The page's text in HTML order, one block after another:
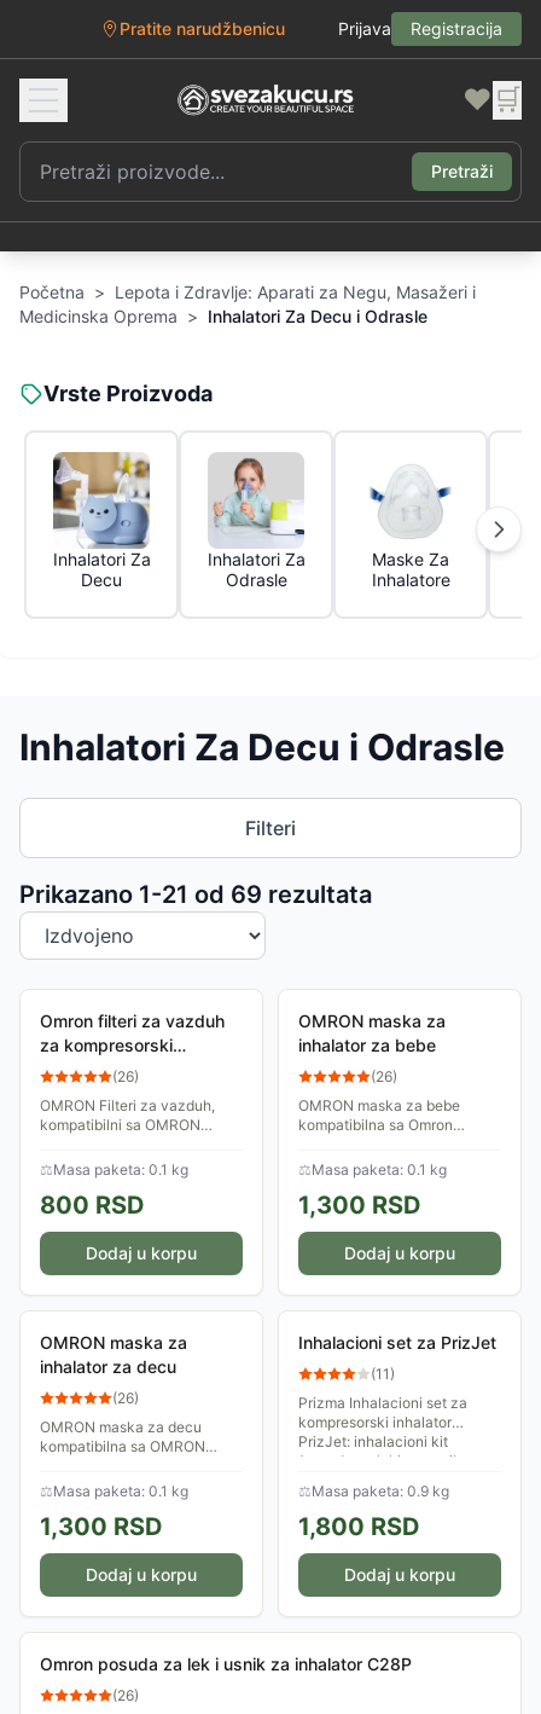
Pratite narudžbenicu Prijava Registracija
❤️ 🛒
Pretraži
Početna > Lepota i Zdravlje: Aparati za Negu, Masažeri i
Medicinska Oprema > Inhalatori Za Decu i Odrasle
Vrste Proizvoda
Inhalatori Za
Decu
Inhalatori Za
Odrasle
Maske Za
Inhalatore
Inhalatori Za Decu i Odrasle
Filteri
Prikazano 1-21 od 69 rezultata
Sortiranje proizvoda
Omron filteri za vazduh
za kompresorski
inhalator (26)
OMRON Filteri za vazduh,
kompatibilni sa OMRON
C28P, C28E, C29 i C900.
⚖Masa paketa: 0.1 kg
800 RSD
Dodaj u korpu
OMRON maska za
inhalator za bebe
(26)
OMRON maska za bebe
kompatibilna sa Omron
C28P, C28E, C102, C803,
C900 i Omron ultrazvučnim
inhalatorima U100 i U22.
⚖Masa paketa: 0.1 kg
1,300 RSD
Dodaj u korpu
OMRON maska za
inhalator za decu
(26)
OMRON maska za decu
kompatibilna sa OMRON
C28P, C28E, C102, C803 i
C900 i Omron ultrazvučnim
inhalatorima U100 i U22.
⚖Masa paketa: 0.1 kg
1,300 RSD
Dodaj u korpu
Inhalacioni set za PrizJet
(11)
Prizma Inhalacioni set za
kompresorski inhalator
PrizJet: inhalacioni kit
(posuda za lek) sa usnikom,
decu i inhlalaciono...
⚖Masa paketa: 0.9 kg
1,800 RSD
Dodaj u korpu
Omron posuda za lek i usnik za inhalator C28P
(26)